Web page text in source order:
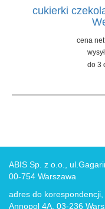
cukierki
cena
do 3
ABIS Sp. z o.o.,
00-754 Warszawa
adres do korespondencji,
Annopol 4A, 03-236